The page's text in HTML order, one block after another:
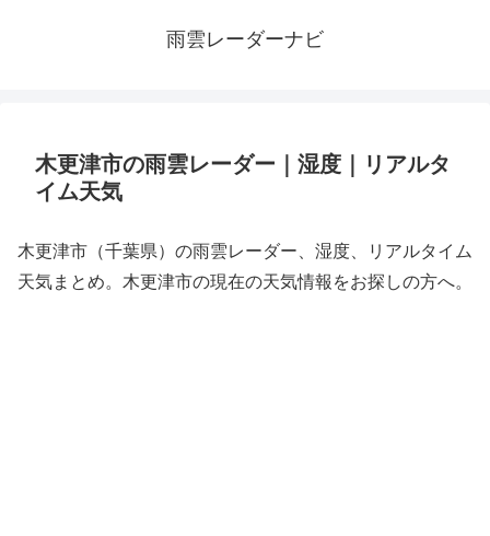
雨雲レーダーナビ
木更津市の雨雲レーダー｜湿度｜リアルタ
イム天気
木更津市（千葉県）の雨雲レーダー、湿度、リアルタイム
天気まとめ。木更津市の現在の天気情報をお探しの方へ。